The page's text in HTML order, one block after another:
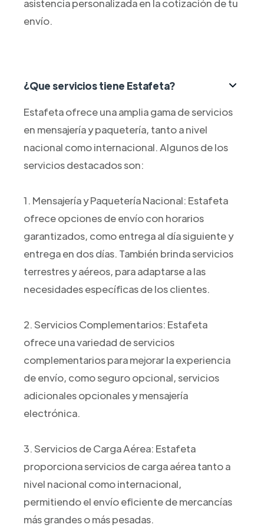
asistencia personalizada en la cotización de tu
envío.
¿Que servicios tiene Estafeta?
Estafeta ofrece una amplia gama de servicios
en mensajería y paquetería, tanto a nivel
nacional como internacional. Algunos de los
servicios destacados son:
1. Mensajería y Paquetería Nacional: Estafeta
ofrece opciones de envío con horarios
garantizados, como entrega al día siguiente y
entrega en dos días. También brinda servicios
terrestres y aéreos, para adaptarse a las
necesidades específicas de los clientes.
2. Servicios Complementarios: Estafeta
ofrece una variedad de servicios
complementarios para mejorar la experiencia
de envío, como seguro opcional, servicios
adicionales opcionales y mensajería
electrónica.
3. Servicios de Carga Aérea: Estafeta
proporciona servicios de carga aérea tanto a
nivel nacional como internacional,
permitiendo el envío eficiente de mercancías
más grandes o más pesadas.